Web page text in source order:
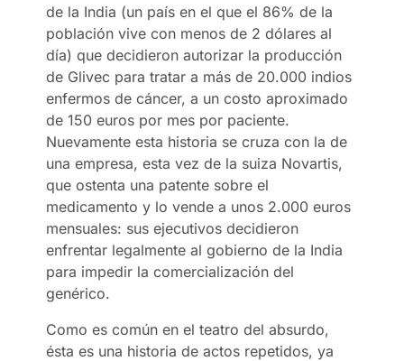
de la India (un país en el que el 86% de la
población vive con menos de 2 dólares al
día) que decidieron autorizar la producción
de Glivec para tratar a más de 20.000 indios
enfermos de cáncer, a un costo aproximado
de 150 euros por mes por paciente.
Nuevamente esta historia se cruza con la de
una empresa, esta vez de la suiza Novartis,
que ostenta una patente sobre el
medicamento y lo vende a unos 2.000 euros
mensuales: sus ejecutivos decidieron
enfrentar legalmente al gobierno de la India
para impedir la comercialización del
genérico.
Como es común en el teatro del absurdo,
ésta es una historia de actos repetidos, ya